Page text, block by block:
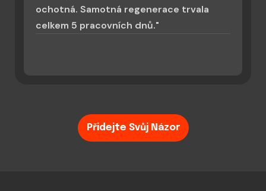
ochotná. Samotná regenerace trvala
celkem 5 pracovních dnů."
Přidejte Svůj Názor